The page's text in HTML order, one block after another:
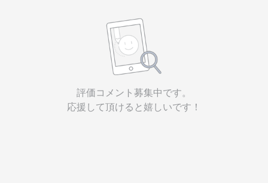
評価コメント募集中です。
応援して頂けると嬉しいです！